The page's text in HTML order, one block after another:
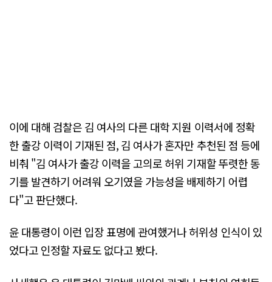
이에 대해 검찰은 김 여사의 다른 대학 지원 이력서에 정확
한 출강 이력이 기재된 점, 김 여사가 혼자만 추천된 점 등에
비춰 "김 여사가 출강 이력을 고의로 허위 기재할 뚜렷한 동
기를 발견하기 어려워 오기였을 가능성을 배제하기 어렵
다"고 판단했다.
윤 대통령이 이런 입장 표명에 관여했거나 허위성 인식이 있
었다고 인정할 자료도 없다고 봤다.